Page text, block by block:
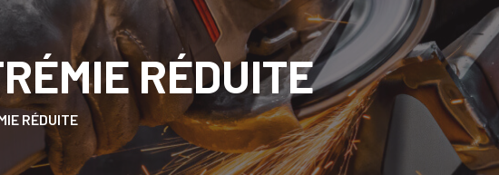
RÉDUITE
RÉDUITE